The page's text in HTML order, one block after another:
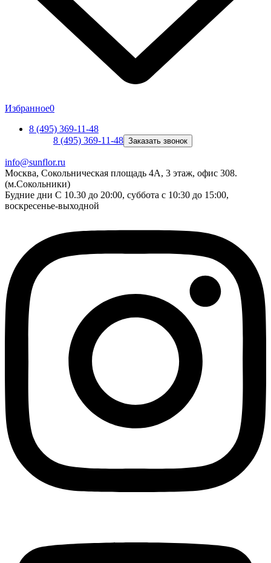
Избранное0
8 (495) 369-11-48
8 (495) 369-11-48 Заказать звонок
info@sunflor.ru
Москва, Сокольническая площадь 4А, 3 этаж, офис 308.
(м.Сокольники)
Будние дни C 10.30 до 20:00, суббота с 10:30 до 15:00,
воскресенье-выходной